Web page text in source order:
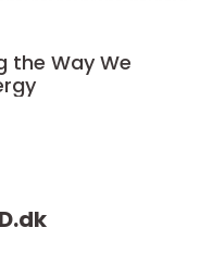
the Way We
dk